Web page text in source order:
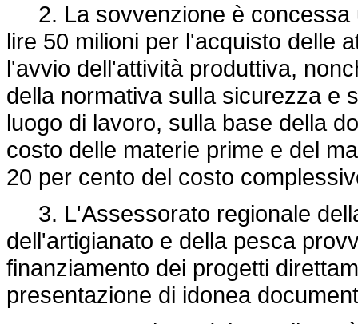
2. La sovvenzione è concessa
lire 50 milioni per l'acquisto delle
l'avvio dell'attività produttiva,
della normativa sulla sicurezza e
luogo di lavoro, sulla base della
costo delle materie prime e del
20 per cento del costo
3. L'Assessorato regionale
dell'artigianato e della pesca
finanziamento dei progetti
presentazione di idonea